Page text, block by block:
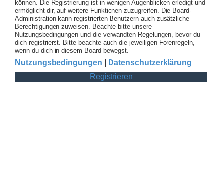
können. Die Registrierung ist in wenigen Augenblicken erledigt und
ermöglicht dir, auf weitere Funktionen zuzugreifen. Die Board-
Administration kann registrierten Benutzern auch zusätzliche
Berechtigungen zuweisen. Beachte bitte unsere
Nutzungsbedingungen und die verwandten Regelungen, bevor du
dich registrierst. Bitte beachte auch die jeweiligen Forenregeln,
wenn du dich in diesem Board bewegst.
Nutzungsbedingungen
Datenschutzerklärung
Registrieren